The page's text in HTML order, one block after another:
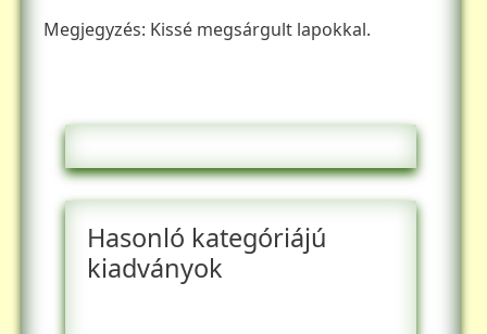
Megjegyzés: Kissé megsárgult lapokkal.
Hasonló kategóriájú
kiadványok